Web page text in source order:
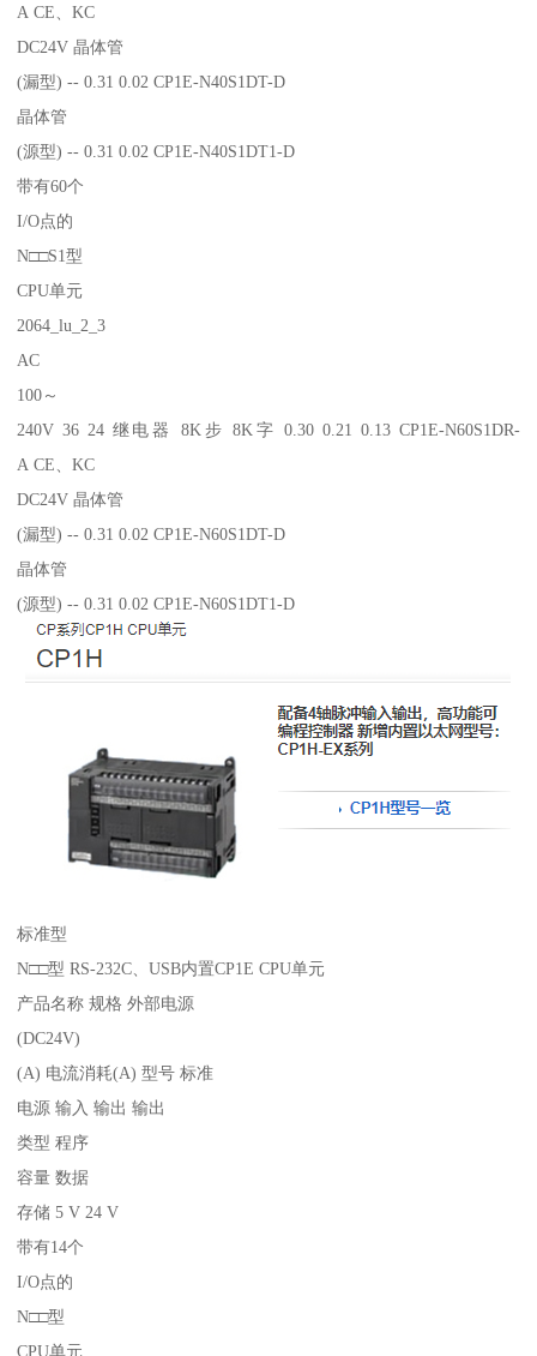
A CE、KC
DC24V 晶体管
(漏型) -- 0.31 0.02 CP1E-N40S1DT-D
晶体管
(源型) -- 0.31 0.02 CP1E-N40S1DT1-D
带有60个
I/O点的
N□□S1型
CPU单元
2064_lu_2_3
AC
100～
240V 36 24 继电器 8K步 8K字 0.30 0.21 0.13 CP1E-N60S1DR-
A CE、KC
DC24V 晶体管
(漏型) -- 0.31 0.02 CP1E-N60S1DT-D
晶体管
(源型) -- 0.31 0.02 CP1E-N60S1DT1-D
标准型
N□□型 RS-232C、USB内置CP1E CPU单元
产品名称 规格 外部电源
(DC24V)
(A) 电流消耗(A) 型号 标准
电源 输入 输出 输出
类型 程序
容量 数据
存储 5 V 24 V
带有14个
I/O点的
N□□型
CPU单元